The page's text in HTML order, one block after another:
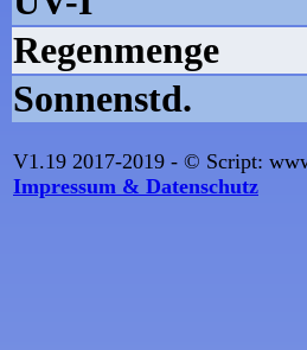
Regenmenge
Sonnenstd.
V1.19 2017-2019 - © Script:
Impressum & Datenschutz